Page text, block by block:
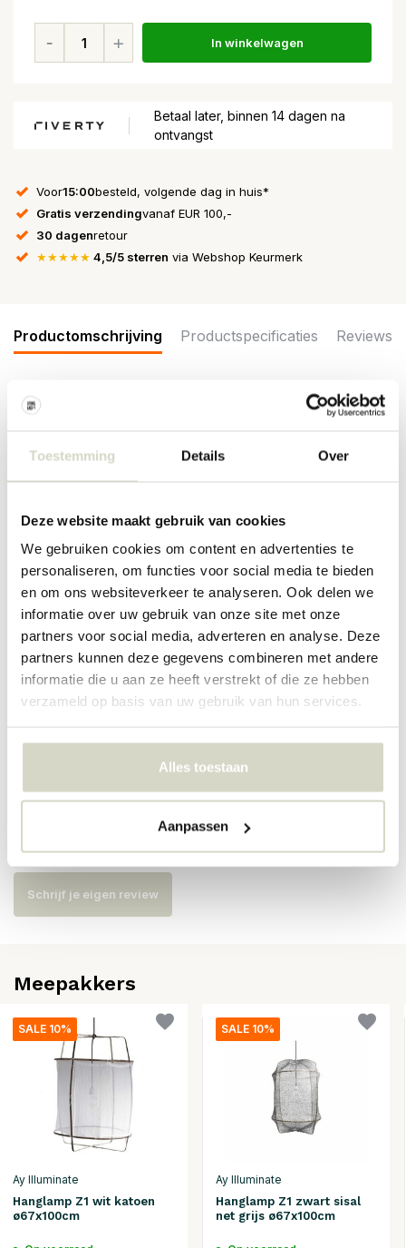
Toestemming Details Over
Deze website maakt gebruik van cookies
We gebruiken cookies om content en advertenties te
personaliseren, om functies voor social media te bieden
en om ons websiteverkeer te analyseren. Ook delen we
informatie over uw gebruik van onze site met onze
partners voor social media, adverteren en analyse. Deze
partners kunnen deze gegevens combineren met andere
informatie die u aan ze heeft verstrekt of die ze hebben
verzameld op basis van uw gebruik van hun services.
Alles toestaan
Aanpassen
In winkelwagen
Betaal later, binnen 14 dagen na
ontvangst
Voor15:00besteld, volgende dag in huis*
Gratis verzendingvanaf EUR 100,-
30 dagenretour
★★★★★ 4,5/5 sterren via Webshop Keurmerk
Productomschrijving Productspecificaties Reviews
Wat een eyecatcher! De Ay Illuminate Z2 hanglamp met sisal tea
ieder exemplaar is uniek!
Materiaal: sisal, bamboe
Kleur: blond, naturel
Overig:Inclusief3 meter snoer en plafondkapje. E27 fitting,
max. 60W. Exclusief lichtbol.
PRODUCTSPECIFICATIES
Artikelnummer AI-902-101-01-SNT
Reviews
Er zijn nog geen reviews geschreven over dit product..
Schrijf je eigen review
Meepakkers
SALE 10%
Ay Illuminate
Hanglamp Z1 wit katoen
ø67x100cm
SALE 10%
Ay Illuminate
Hanglamp Z1 zwart sisal
net grijs ø67x100cm